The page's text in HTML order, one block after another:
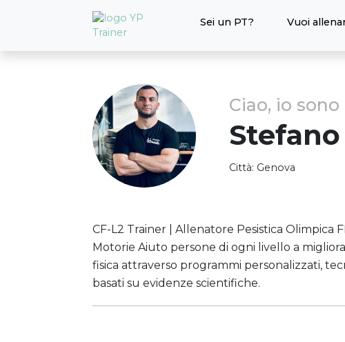
Sei un PT? Vuoi
Ciao, io sono
Stefano
Città: Genova
CF-L2 Trainer | Allenatore Pesistica Olimpica
Motorie Aiuto persone di ogni livello a
fisica attraverso programmi personalizzati,
basati su evidenze scientifiche.